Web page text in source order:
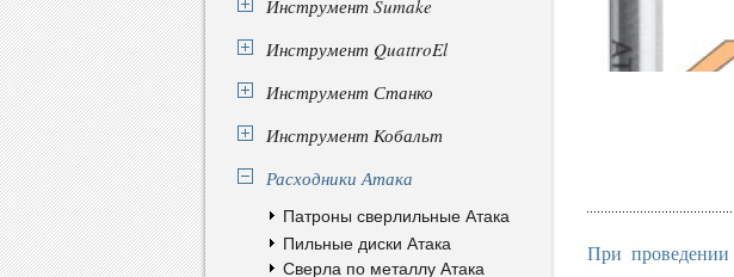
Инструмент Sumake
Инструмент QuattroEl
Инструмент Станко
Инструмент Кобальт
Расходники Атака
Патроны сверлильные Атака
Пильные диски Атака
Сверла по металлу Атака
При